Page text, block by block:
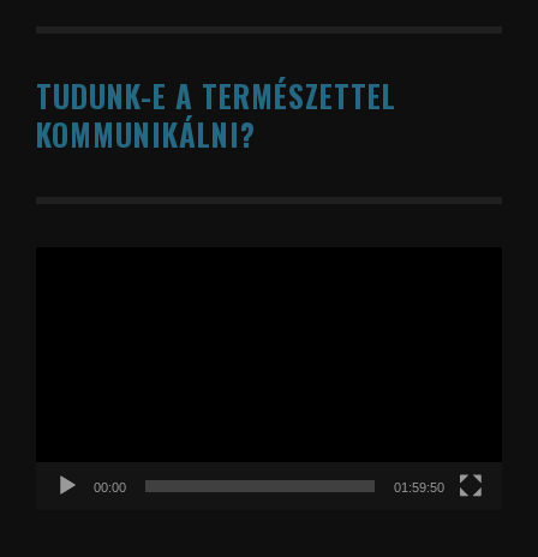
TUDUNK-E A TERMÉSZETTEL
KOMMUNIKÁLNI?
00:00 01:59:50